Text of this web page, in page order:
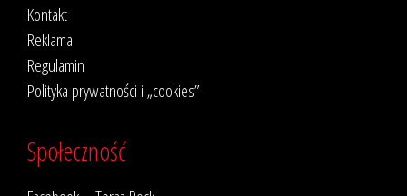
Kontakt
Reklama
Regulamin
Polityka prywatności i „cookies”
Społeczność